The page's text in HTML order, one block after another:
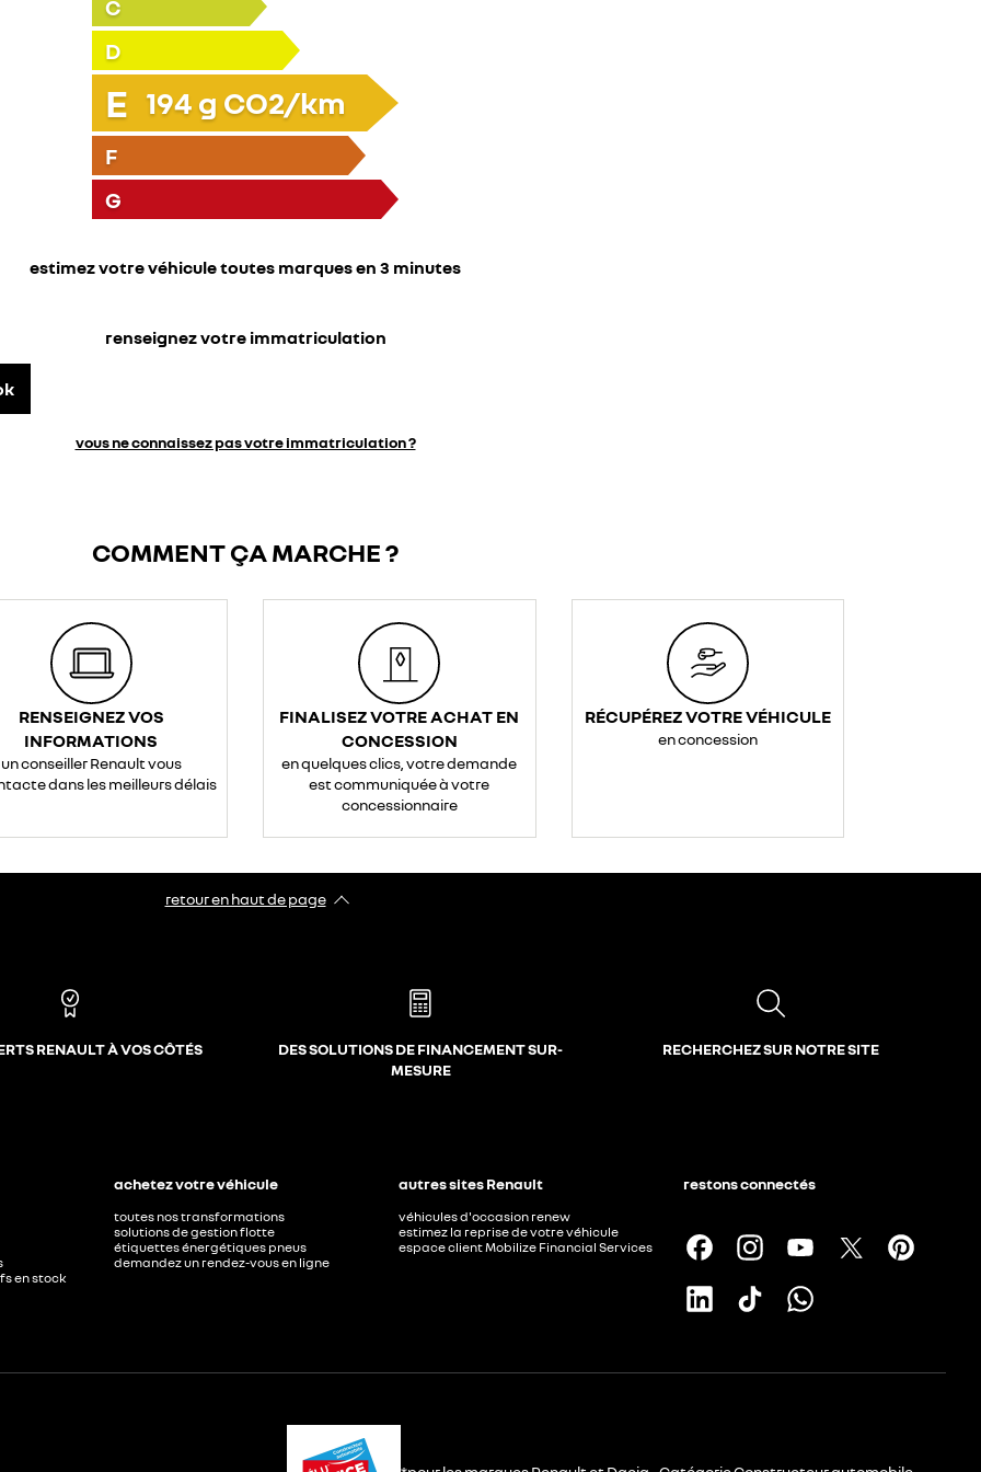
C
D
E 194 g CO2/km
F
G
estimez votre véhicule toutes marques en 3 minutes
renseignez votre immatriculation
vous ne connaissez pas votre immatriculation ?
COMMENT ÇA MARCHE ?
RENSEIGNEZ VOS
INFORMATIONS
un conseiller Renault vous
dans les meilleurs délais
FINALISEZ VOTRE ACHAT EN
CONCESSION
en quelques clics, votre demande
est communiquée à votre
concessionnaire
RÉCUPÉREZ VOTRE VÉHICULE
en concession
retour en haut de page​
RENAULT À VOS CÔTÉS
DES SOLUTIONS DE FINANCEMENT SUR-
MESURE
RECHERCHEZ SUR NOTRE SITE
en stock
achetez votre véhicule
toutes nos transformations
solutions de gestion flotte
étiquettes énergétiques pneus
demandez un rendez-vous en ligne
autres sites Renault
véhicules d'occasion renew
estimez la reprise de votre véhicule
espace client Mobilize Financial Services
restons connectés